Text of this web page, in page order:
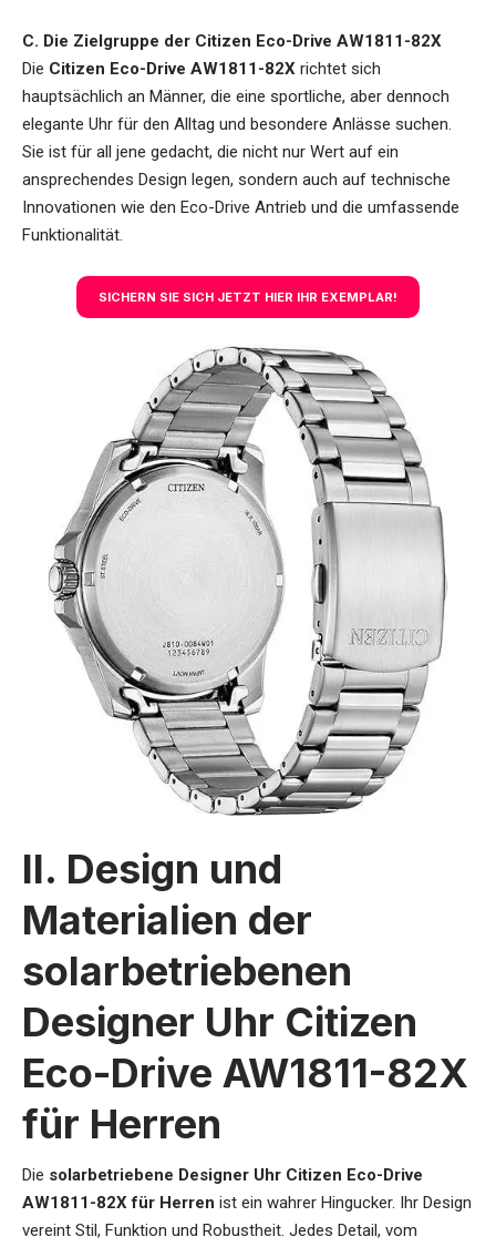
C. Die Zielgruppe der Citizen Eco-Drive AW1811-82X
Die Citizen Eco-Drive AW1811-82X richtet sich
hauptsächlich an Männer, die eine sportliche, aber dennoch
elegante Uhr für den Alltag und besondere Anlässe suchen.
Sie ist für all jene gedacht, die nicht nur Wert auf ein
ansprechendes Design legen, sondern auch auf technische
Innovationen wie den Eco-Drive Antrieb und die umfassende
Funktionalität.
SICHERN SIE SICH JETZT HIER IHR EXEMPLAR!
II. Design und
Materialien der
solarbetriebenen
Designer Uhr Citizen
Eco-Drive AW1811-82X
für Herren
Die solarbetriebene Designer Uhr Citizen Eco-Drive
AW1811-82X für Herren ist ein wahrer Hingucker. Ihr Design
vereint Stil, Funktion und Robustheit. Jedes Detail, vom